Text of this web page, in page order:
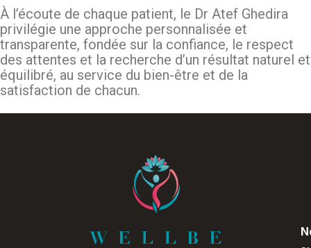
À l’écoute de chaque patient, le Dr Atef Ghedira
privilégie une approche personnalisée et
transparente, fondée sur la confiance, le respect
des attentes et la recherche d’un résultat naturel et
équilibré, au service du bien-être et de la
satisfaction de chacun.